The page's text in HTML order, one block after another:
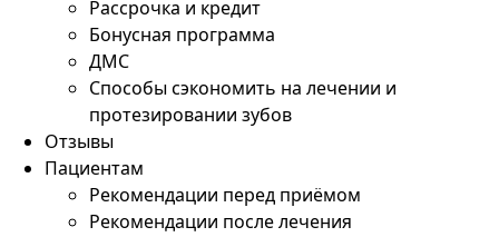
Рассрочка и кредит
Бонусная программа
ДМС
Способы сэкономить на лечении и
протезировании зубов
Отзывы
Пациентам
Рекомендации перед приёмом
Рекомендации после лечения